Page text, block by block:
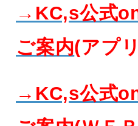
→KC,s公式
ご案内(アプ
→KC,s公式